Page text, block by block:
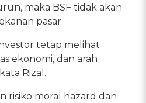
maka BSF tidak akan
pasar.
tetap melihat
ekonomi, dan arah
Rizal.
risiko moral hazard dan